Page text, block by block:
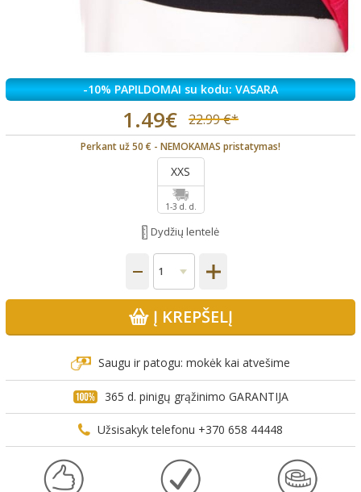
-10% PAPILDOMAI su kodu: VASARA
1.49€ 22.99 €*
Perkant už 50 € - NEMOKAMAS pristatymas!
XXS
1-3 d. d.
Dydžių lentelė
Į KREPŠELĮ
Saugu ir patogu: mokėk kai atvešime
365 d. pinigų grąžinimo GARANTIJA
Užsisakyk telefonu +370 658 44448